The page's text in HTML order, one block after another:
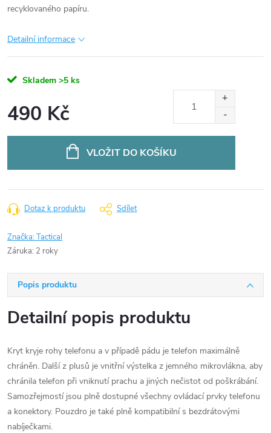
recyklovaného papíru.
Detailní informace
Skladem >5 ks
490 Kč
VLOŽIT DO KOŠÍKU
Dotaz k produktu Sdílet
Značka:Tactical
Záruka: 2 roky
Popis produktu
Detailní popis produktu
Kryt kryje rohy telefonu a v případě pádu je telefon maximálně
chráněn. Další z plusů je vnitřní výstelka z jemného mikrovlákna, aby
chránila telefon při vniknutí prachu a jiných nečistot od poškrábání.
Samozřejmostí jsou plně dostupné všechny ovládací prvky telefonu
a konektory. Pouzdro je také plně kompatibilní s bezdrátovými
nabíječkami.